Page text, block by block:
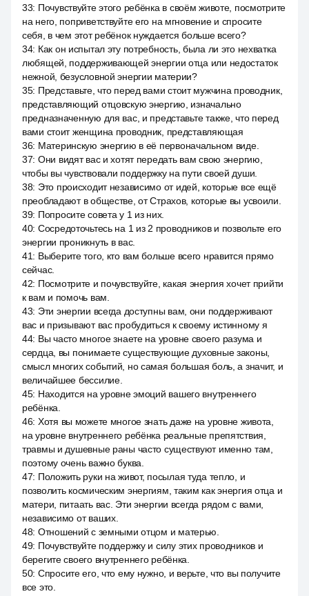
33: Почувствуйте этого ребёнка в своём животе, посмотрите
на него, поприветствуйте его на мгновение и спросите
себя, в чем этот ребёнок нуждается больше всего?
34: Как он испытал эту потребность, была ли это нехватка
любящей, поддерживающей энергии отца или недостаток
нежной, безусловной энергии материи?
35: Представьте, что перед вами стоит мужчина проводник,
представляющий отцовскую энергию, изначально
предназначенную для вас, и представьте также, что перед
вами стоит женщина проводник, представляющая
36: Материнскую энергию в её первоначальном виде.
37: Они видят вас и хотят передать вам свою энергию,
чтобы вы чувствовали поддержку на пути своей души.
38: Это происходит независимо от идей, которые все ещё
преобладают в обществе, от Страхов, которые вы усвоили.
39: Попросите совета у 1 из них.
40: Сосредоточьтесь на 1 из 2 проводников и позвольте его
энергии проникнуть в вас.
41: Выберите того, кто вам больше всего нравится прямо
сейчас.
42: Посмотрите и почувствуйте, какая энергия хочет прийти
к вам и помочь вам.
43: Эти энергии всегда доступны вам, они поддерживают
вас и призывают вас пробудиться к своему истинному я
44: Вы часто многое знаете на уровне своего разума и
сердца, вы понимаете существующие духовные законы,
смысл многих событий, но самая большая боль, а значит, и
величайшее бессилие.
45: Находится на уровне эмоций вашего внутреннего
ребёнка.
46: Хотя вы можете многое знать даже на уровне живота,
на уровне внутреннего ребёнка реальные препятствия,
травмы и душевные раны часто существуют именно там,
поэтому очень важно буква.
47: Положить руки на живот, посылая туда тепло, и
позволить космическим энергиям, таким как энергия отца и
матери, питаать вас. Эти энергии всегда рядом с вами,
независимо от ваших.
48: Отношений с земными отцом и матерью.
49: Почувствуйте поддержку и силу этих проводников и
берегите своего внутреннего ребёнка.
50: Спросите его, что ему нужно, и верьте, что вы получите
все это.